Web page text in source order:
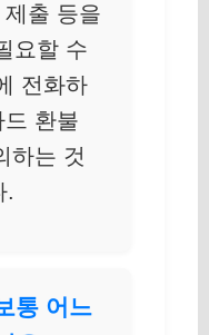
출 등을
요할 수
전화하
드 환불
하는 것
.
통 어느